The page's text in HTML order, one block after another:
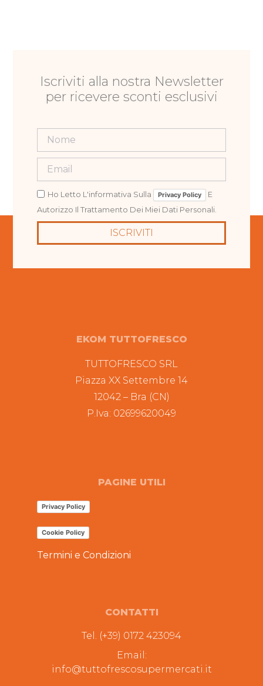
Iscriviti alla nostra Newsletter
per ricevere sconti esclusivi
Ho Letto L'informativa Sulla Privacy Policy
E
Autorizzo Il Trattamento Dei Miei Dati Personali.
ISCRIVITI
EKOM TUTTOFRESCO
TUTTOFRESCO SRL
Piazza XX Settembre 14
12042 – Bra (CN)
P.Iva: 02699620049
PAGINE UTILI
Privacy Policy
Cookie Policy
Termini e Condizioni
CONTATTI
Tel. (+39) 0172 423094
Email:
info@tuttofrescosupermercati.it